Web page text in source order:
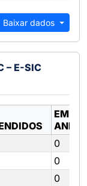
Baixar dados
– E-SIC
EM
0
0
0